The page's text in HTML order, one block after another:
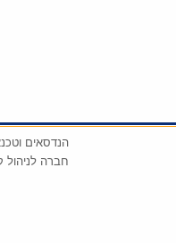
הנדסאים
חברה